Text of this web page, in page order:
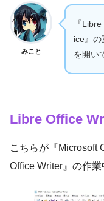
みこと
『
ice』の
を開い
Libre Office
こちらが『Microsoft
Office Writer』の作業